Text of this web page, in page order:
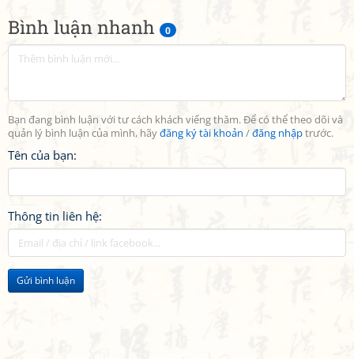
Bình luận nhanh 0
Bạn đang bình luận với tư cách khách viếng thăm. Để có thể theo dõi và
quản lý bình luận của mình, hãyđăng ký tài khoản /đăng nhậptrước.
Tên của bạn:
Thông tin liên hệ:
Gửi bình luận